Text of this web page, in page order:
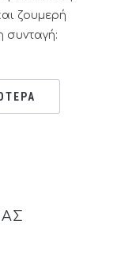
ζουμερή
συνταγή: